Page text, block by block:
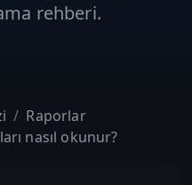
rehberi.
Raporlar
nasıl okunur?